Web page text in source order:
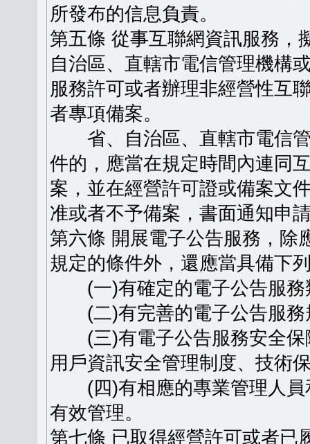
所發布的信息負責。
第五條 從事互聯網資訊服務，
自治區、直轄市電信管理機構
服務許可或者辦理非經營性互
者專項備案。
省、自治區、直轄市電信管
件的，應當在規定時間內連同
案，並在經營許可證或備案文
准或者不予備案，書面通知申
第六條 開展電子公告服務，除
規定的條件外，還應當具備下
(一)有確定的電子公告服務
(二)有完善的電子公告服務
(三)有電子公告服務安全保
用戶資訊安全管理制度、技術
(四)有相應的專業管理人員
有效管理。
第七條 已取得經營許可或者已